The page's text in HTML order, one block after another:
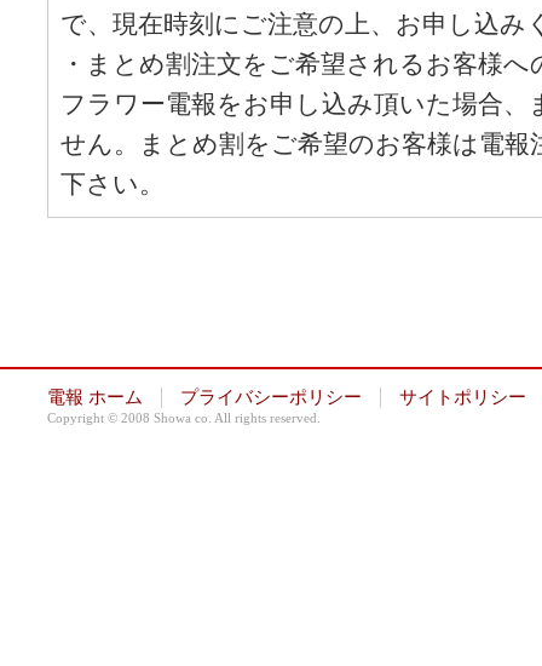
で、現在時刻にご注意の上、お申し込み
・まとめ割注文をご希望されるお客様へ
フラワー電報をお申し込み頂いた場合、
せん。まとめ割をご希望のお客様は電報
下さい。
電報 ホーム プライバシーポリシー サイトポリシー
Copyright © 2008 Showa co. All rights reserved.